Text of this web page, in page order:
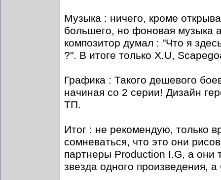
Музыка : ничего, кроме
большего, но фоновая музыка
композитор думал : "Что я
?". В итоге только X.U,
Графика : Такого дешевого
начиная со 2 серии! Дизайн
ТП.
Итог : не рекомендую, только
сомневаться, что это они
партнеры Production I.G, а они
звезда одного произведения,